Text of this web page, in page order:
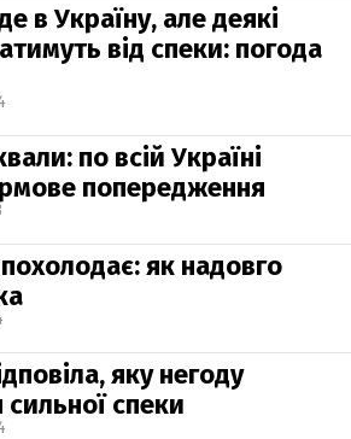
в Україну, але деякі
від спеки: погода
по всій Україні
попередження
як надовго
яку негоду
сильної спеки